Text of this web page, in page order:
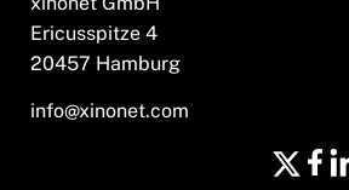
Ericusspitze 4
20457 Hamburg
info@xinonet.com